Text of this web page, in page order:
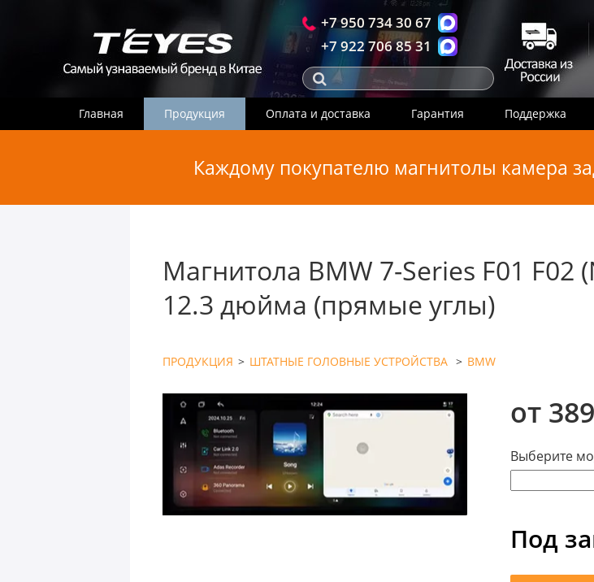
+7 950 734 30 67
+7 922 706 85 31
Главная Продукция Оплата и доставка Гарантия Поддержка
Каждому покупателю магнитолы камера
Магнитола BMW 7-Series F01 F02
12.3 дюйма (прямые углы)
ПРОДУКЦИЯ > ШТАТНЫЕ ГОЛОВНЫЕ УСТРОЙСТВА > BMW
от
Выберите
Под